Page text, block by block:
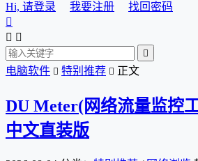
Hi, 请登录 我要注册
找回密码

 

电脑软件  特别推荐  正文
DU Meter(网络流量监控
中文直装版